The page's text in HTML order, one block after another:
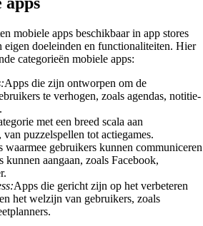
mobiele apps beschikbaar in app stores
doeleinden en functionaliteiten. Hier
categorieën mobiele apps:
Apps die zijn ontworpen om de
te verhogen, zoals agendas, notitie-
met een breed scala aan
van puzzelspellen tot actiegames.
waarmee gebruikers kunnen communiceren
kunnen aangaan, zoals Facebook,
Apps die gericht zijn op het verbeteren
het welzijn van gebruikers, zoals